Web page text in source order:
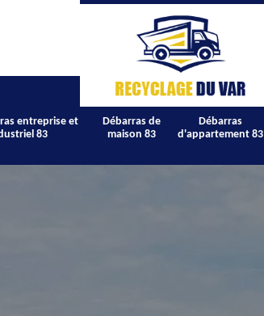
entreprise et
83
Débarras de
maison 83
Débarras
d'appartement 83